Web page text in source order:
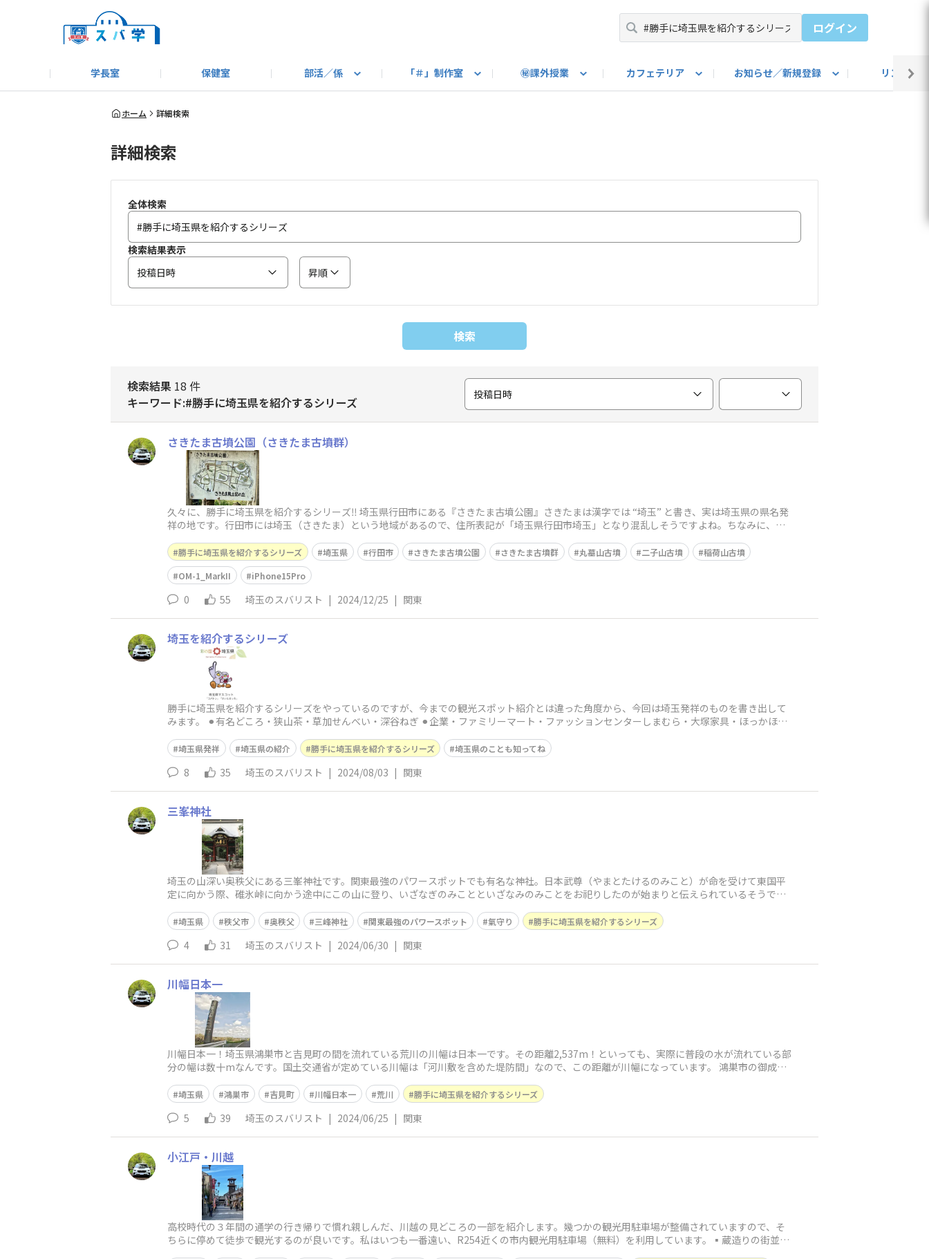
ログイン
学長室 保健室 部活／係
キャンプ＆アウトドア部
モータースポーツ部
「＃」制作室
＃洗車同好会
その他
㊙課外授業 カフェテリア
教えてコーナー
お知らせ／新規登録
はじめましての方へ
リンク集
SUBARUオフィシャルWebサイト
ホーム 詳細検索
詳細検索
全体検索
検索結果表示
投稿日時
昇順
検索
検索結果 18 件
キーワード:#勝手に埼玉県を紹介するシリーズ
投稿日時
さきたま古墳公園（さきたま古墳群）
久々に、勝手に埼玉県を紹介するシリーズ‼️ 埼玉県行田市にある『さきたま古墳公園』さきたまは漢字では “埼玉” と書き、実は埼玉県の県名発
祥の地です。行田市には埼玉（さきたま）という地域があるので、住所表記が「埼玉県行田市埼玉」となり混乱しそうですよね。ちなみに、こ
勝手に埼玉県を紹介するシリーズ 埼玉県 行田市 さきたま古墳公園 さきたま古墳群 丸墓山古墳 二子山古墳
稲荷山古墳
OM-1_MarkII
iPhone15Pro
0 55 埼玉のスバリスト | 2024/12/25 | 関東
埼玉を紹介するシリーズ
勝手に埼玉県を紹介するシリーズをやっているのですが、今までの観光スポット紹介とは違った角度から、今回は埼玉発祥のものを書き出して
みます。 ⚫︎有名どころ・狭山茶・草加せんべい・深谷ねぎ ⚫︎企業・ファミリーマート・ファッションセンターしまむら・大塚家具・ほっかほっ
埼玉県発祥 埼玉県の紹介 勝手に埼玉県を紹介するシリーズ 埼玉県のことも知ってね
8 35 埼玉のスバリスト | 2024/08/03 | 関東
三峯神社
埼玉の山深い奥秩父にある三峯神社です。関東最強のパワースポットでも有名な神社。日本武尊（やまとたけるのみこと）が命を受けて東国平
定に向かう際、碓氷峠に向かう途中にこの山に登り、いざなぎのみことといざなみのみことをお祀りしたのが始まりと伝えられているそうで
埼玉県 秩父市 奥秩父 三峰神社 関東最強のパワースポット 氣守り 勝手に埼玉県を紹介するシリーズ
4 31 埼玉のスバリスト | 2024/06/30 | 関東
川幅日本一
川幅日本一！埼玉県鴻巣市と吉見町の間を流れている荒川の川幅は日本一です。その距離2,537m！といっても、実際に普段の水が流れている部
分の幅は数十mなんです。国土交通省が定めている川幅は「河川敷を含めた堤防間」なので、この距離が川幅になっています。 鴻巣市の御成橋
埼玉県 鴻巣市 吉見町 川幅日本一 荒川 勝手に埼玉県を紹介するシリーズ
5 39 埼玉のスバリスト | 2024/06/25 | 関東
小江戸・川越
高校時代の３年間の通学の行き帰りで慣れ親しんだ、川越の見どころの一部を紹介します。幾つかの観光用駐車場が整備されていますので、そ
ちらに停めて徒歩で観光するのが良いです。私はいつも一番遠い、R254近くの市内観光用駐車場（無料）を利用しています。▪️蔵造りの街並